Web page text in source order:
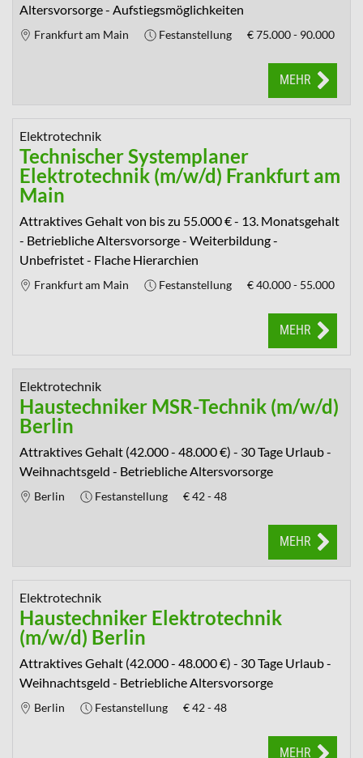
Altersvorsorge - Aufstiegsmöglichkeiten
Frankfurt am Main Festanstellung €75.000 - 90.000
MEHR
Elektrotechnik
Technischer Systemplaner
Elektrotechnik (m/w/d) Frankfurt am
Main
Attraktives Gehalt von bis zu 55.000 € - 13. Monatsgehalt
- Betriebliche Altersvorsorge - Weiterbildung -
Unbefristet - Flache Hierarchien
Frankfurt am Main Festanstellung €40.000 - 55.000
MEHR
Elektrotechnik
Haustechniker MSR-Technik (m/w/d)
Berlin
Attraktives Gehalt (42.000 - 48.000 €) - 30 Tage Urlaub -
Weihnachtsgeld - Betriebliche Altersvorsorge
Berlin Festanstellung €42 - 48
MEHR
Elektrotechnik
Haustechniker Elektrotechnik
(m/w/d) Berlin
Attraktives Gehalt (42.000 - 48.000 €) - 30 Tage Urlaub -
Weihnachtsgeld - Betriebliche Altersvorsorge
Berlin Festanstellung €42 - 48
MEHR